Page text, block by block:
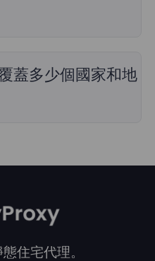
需的國家。
中自由選擇和切換不同
蓋多少個國家和地
住宅代理。